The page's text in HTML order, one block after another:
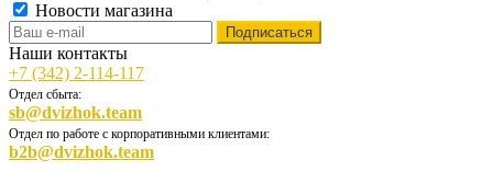
Новости магазина
Наши контакты
+7 (342) 2-114-117
Отдел сбыта:
sb@dvizhok.team
Отдел по работе с корпоративными клиентами:
b2b@dvizhok.team